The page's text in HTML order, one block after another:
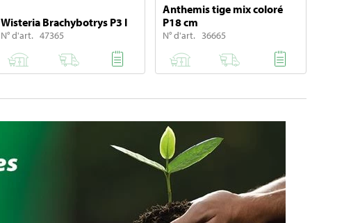
Wisteria Brachybotrys P3 l
N° d'art. 47365
Anthemis tige mix coloré
P18 cm
N° d'art. 36665